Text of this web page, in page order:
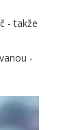
- takže
-